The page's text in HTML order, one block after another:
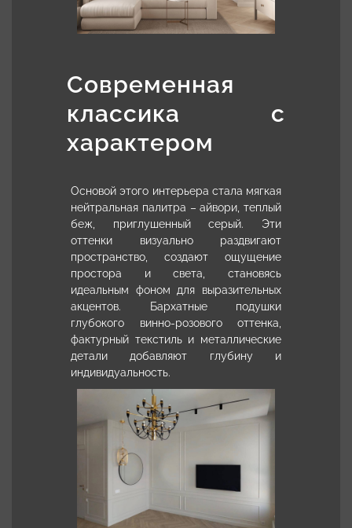
Современная
классика с
характером
Основой этого интерьера стала мягкая
нейтральная палитра – айвори, теплый
беж, приглушенный серый. Эти
оттенки визуально раздвигают
пространство, создают ощущение
простора и света, становясь
идеальным фоном для выразительных
акцентов. Бархатные подушки
глубокого винно-розового оттенка,
фактурный текстиль и металлические
детали добавляют глубину и
индивидуальность.